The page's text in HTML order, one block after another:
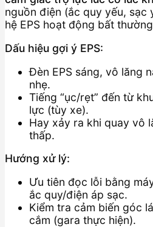
nguồn điện (ắc quy yếu, sạc
hệ EPS hoạt động bất
Dấu hiệu gợi ý EPS:
Đèn EPS sáng, vô lăng
nhẹ.
Tiếng “ục/rẹt” đến từ
lực (tùy xe).
Hay xảy ra khi quay vô
thấp.
Hướng xử lý:
Ưu tiên đọc lỗi bằng
ắc quy/điện áp sạc.
Kiểm tra cảm biến góc
cắm (gara thực hiện).